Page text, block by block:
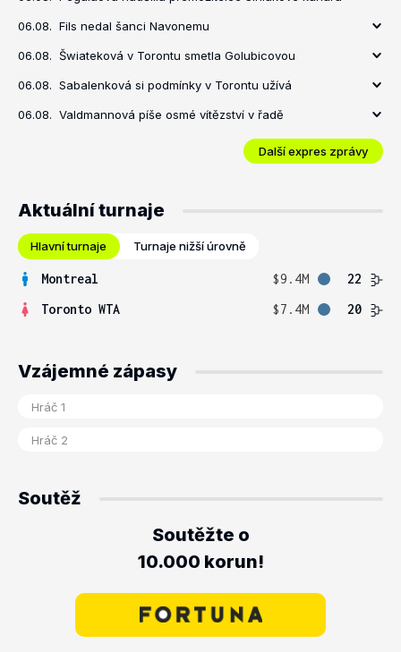
06.08. Fils nedal šanci Navonemu
06.08. Šwiateková v Torontu smetla Golubicovou
06.08. Sabalenková si podmínky v Torontu užívá
06.08. Valdmannová píše osmé vítězství v řadě
Další expres zprávy
Aktuální turnaje
Hlavní turnaje Turnaje nižší úrovně
Montreal $9.4M
22
Toronto WTA
$7.4M 20
Vzájemné zápasy
Soutěž
Soutěžte o
10.000 korun!